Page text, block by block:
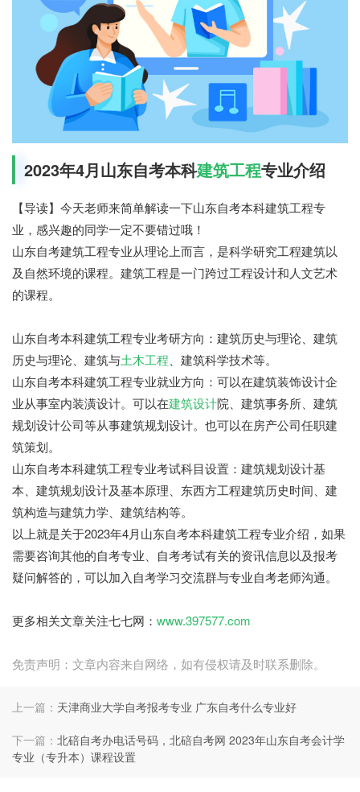
2023年4月山东自考本科建筑工程专业介绍
【导读】今天老师来简单解读一下山东自考本科建筑工程专
业，感兴趣的同学一定不要错过哦！
山东自考建筑工程专业从理论上而言，是科学研究工程建筑以
及自然环境的课程。建筑工程是一门跨过工程设计和人文艺术
的课程。
山东自考本科建筑工程专业考研方向：建筑历史与理论、建筑
历史与理论、建筑与土木工程 、建筑科学技术等。
山东自考本科建筑工程专业就业方向：可以在建筑装饰设计企
业从事室内装潢设计。可以在建筑设计院、建筑事务所、建筑
规划设计公司等从事建筑规划设计。也可以在房产公司任职建
筑策划。
山东自考本科建筑工程专业考试科目设置：建筑规划设计基
本、建筑规划设计及基本原理、东西方工程建筑历史时间、建
筑构造与建筑力学、建筑结构等。
以上就是关于2023年4月山东自考本科建筑工程专业介绍，如果
需要咨询其他的自考专业、自考考试有关的资讯信息以及报考
疑问解答的，可以加入自考学习交流群与专业自考老师沟通。
更多相关文章关注七七网： www.397577.com
免责声明：文章内容来自网络，如有侵权请及时联系删除。
上一篇： 天津商业大学自考报考专业 广东自考什么专业好
下一篇： 北碚自考办电话号码，北碚自考网 2023年山东自考会计学
专业（专升本）课程设置